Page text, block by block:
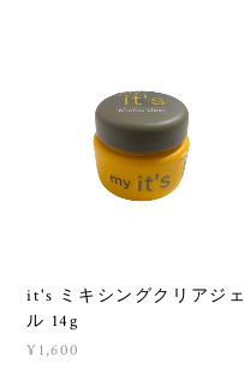
it's ミキシングクリアジェ
ル 14g
¥1,600